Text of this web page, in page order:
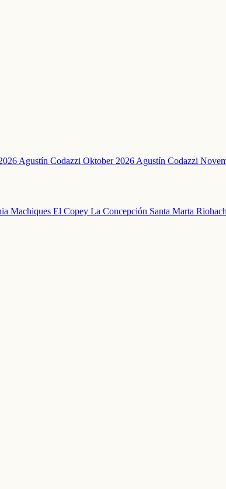
Agustín Codazzi Oktober 2026 Agustín Codazzi
Machiques El Copey La Concepción Santa Marta